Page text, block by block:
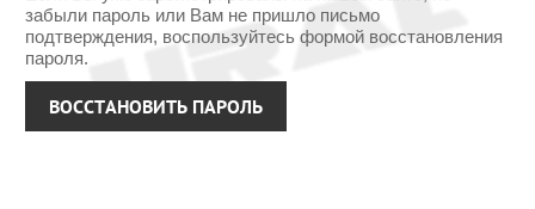
забыли пароль или Вам не пришло письмо
подтверждения, воспользуйтесь формой восстановления
пароля.
ВОССТАНОВИТЬ ПАРОЛЬ